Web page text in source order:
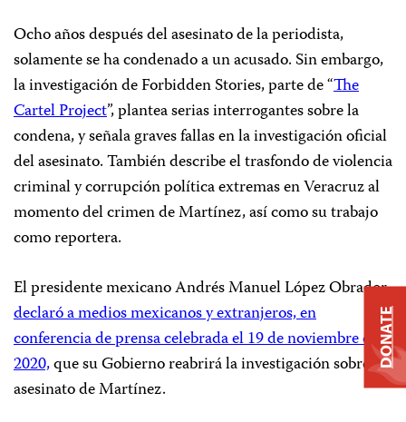
Ocho años después del asesinato de la periodista,
solamente se ha condenado a un acusado. Sin embargo,
la investigación de Forbidden Stories, parte de “The
Cartel Project”, plantea serias interrogantes sobre la
condena, y señala graves fallas en la investigación oficial
del asesinato. También describe el trasfondo de violencia
criminal y corrupción política extremas en Veracruz al
momento del crimen de Martínez, así como su trabajo
como reportera.
El presidente mexicano Andrés Manuel López Obrador
declaró a medios mexicanos y extranjeros, en
conferencia de prensa celebrada el 19 de noviembre de
2020,que su Gobierno reabrirá la investigación sobre el
asesinato de Martínez.
DONATE